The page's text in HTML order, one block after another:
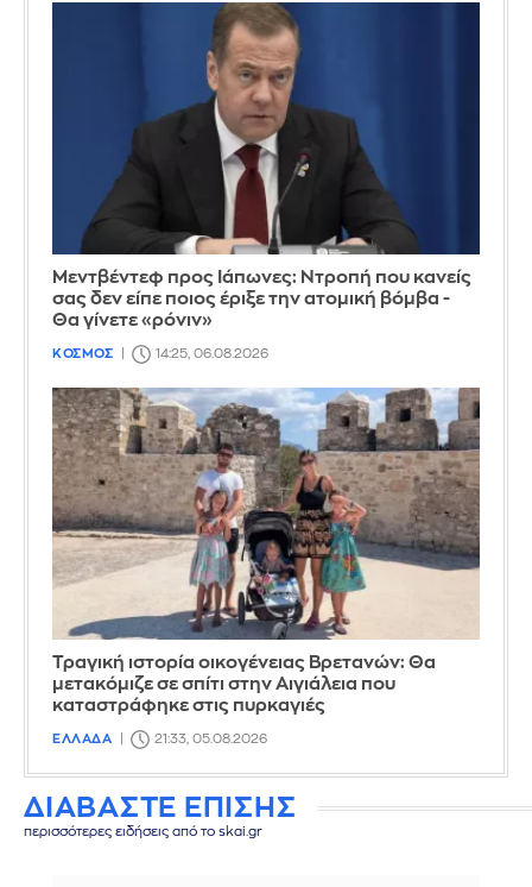
Μεντβέντεφ προς Ιάπωνες: Ντροπή που κανείς
σας δεν είπε ποιος έριξε την ατομική βόμβα -
Θα γίνετε «ρόνιν»
ΚΟΣΜΟΣ 14:25, 06.08.2026
Τραγική ιστορία οικογένειας Βρετανών: Θα
μετακόμιζε σε σπίτι στην Αιγιάλεια που
καταστράφηκε στις πυρκαγιές
ΕΛΛΑΔΑ 21:33, 05.08.2026
ΔΙΑΒΑΣΤΕ ΕΠΙΣΗΣ
περισσότερες ειδήσεις από το skai.gr